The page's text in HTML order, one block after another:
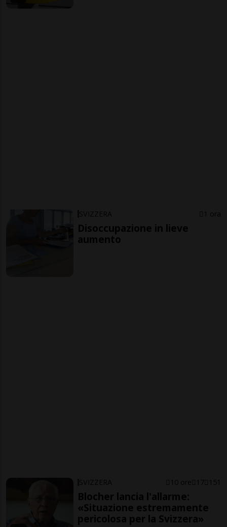
SVIZZERA 1 ora
Disoccupazione in lieve
aumento
SVIZZERA 10 ore 17 151
Blocher lancia l'allarme:
«Situazione estremamente
pericolosa per la Svizzera»